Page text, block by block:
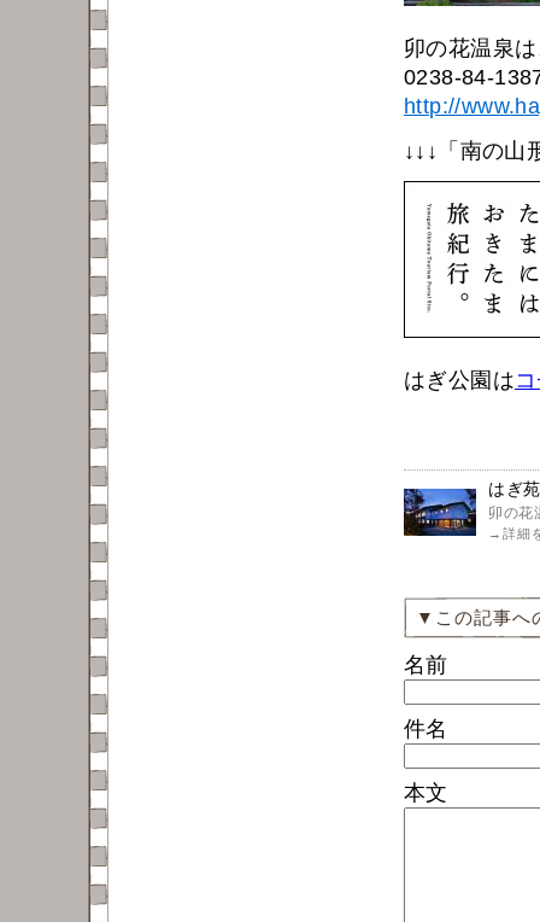
卯の花温泉
http://
↓↓↓「南の山
はぎ公園は
はぎ
卯の花
→ 詳細
▼この記事へ
名前
件名
本文